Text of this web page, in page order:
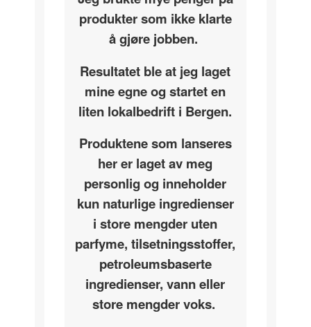
produkter som ikke klarte
å gjøre jobben.
Resultatet ble at jeg laget
mine egne og startet en
liten lokalbedrift i Bergen.
Produktene som lanseres
her er laget av meg
personlig og inneholder
kun naturlige ingredienser
i store mengder uten
parfyme, tilsetningsstoffer,
petroleumsbaserte
ingredienser, vann eller
store mengder voks.